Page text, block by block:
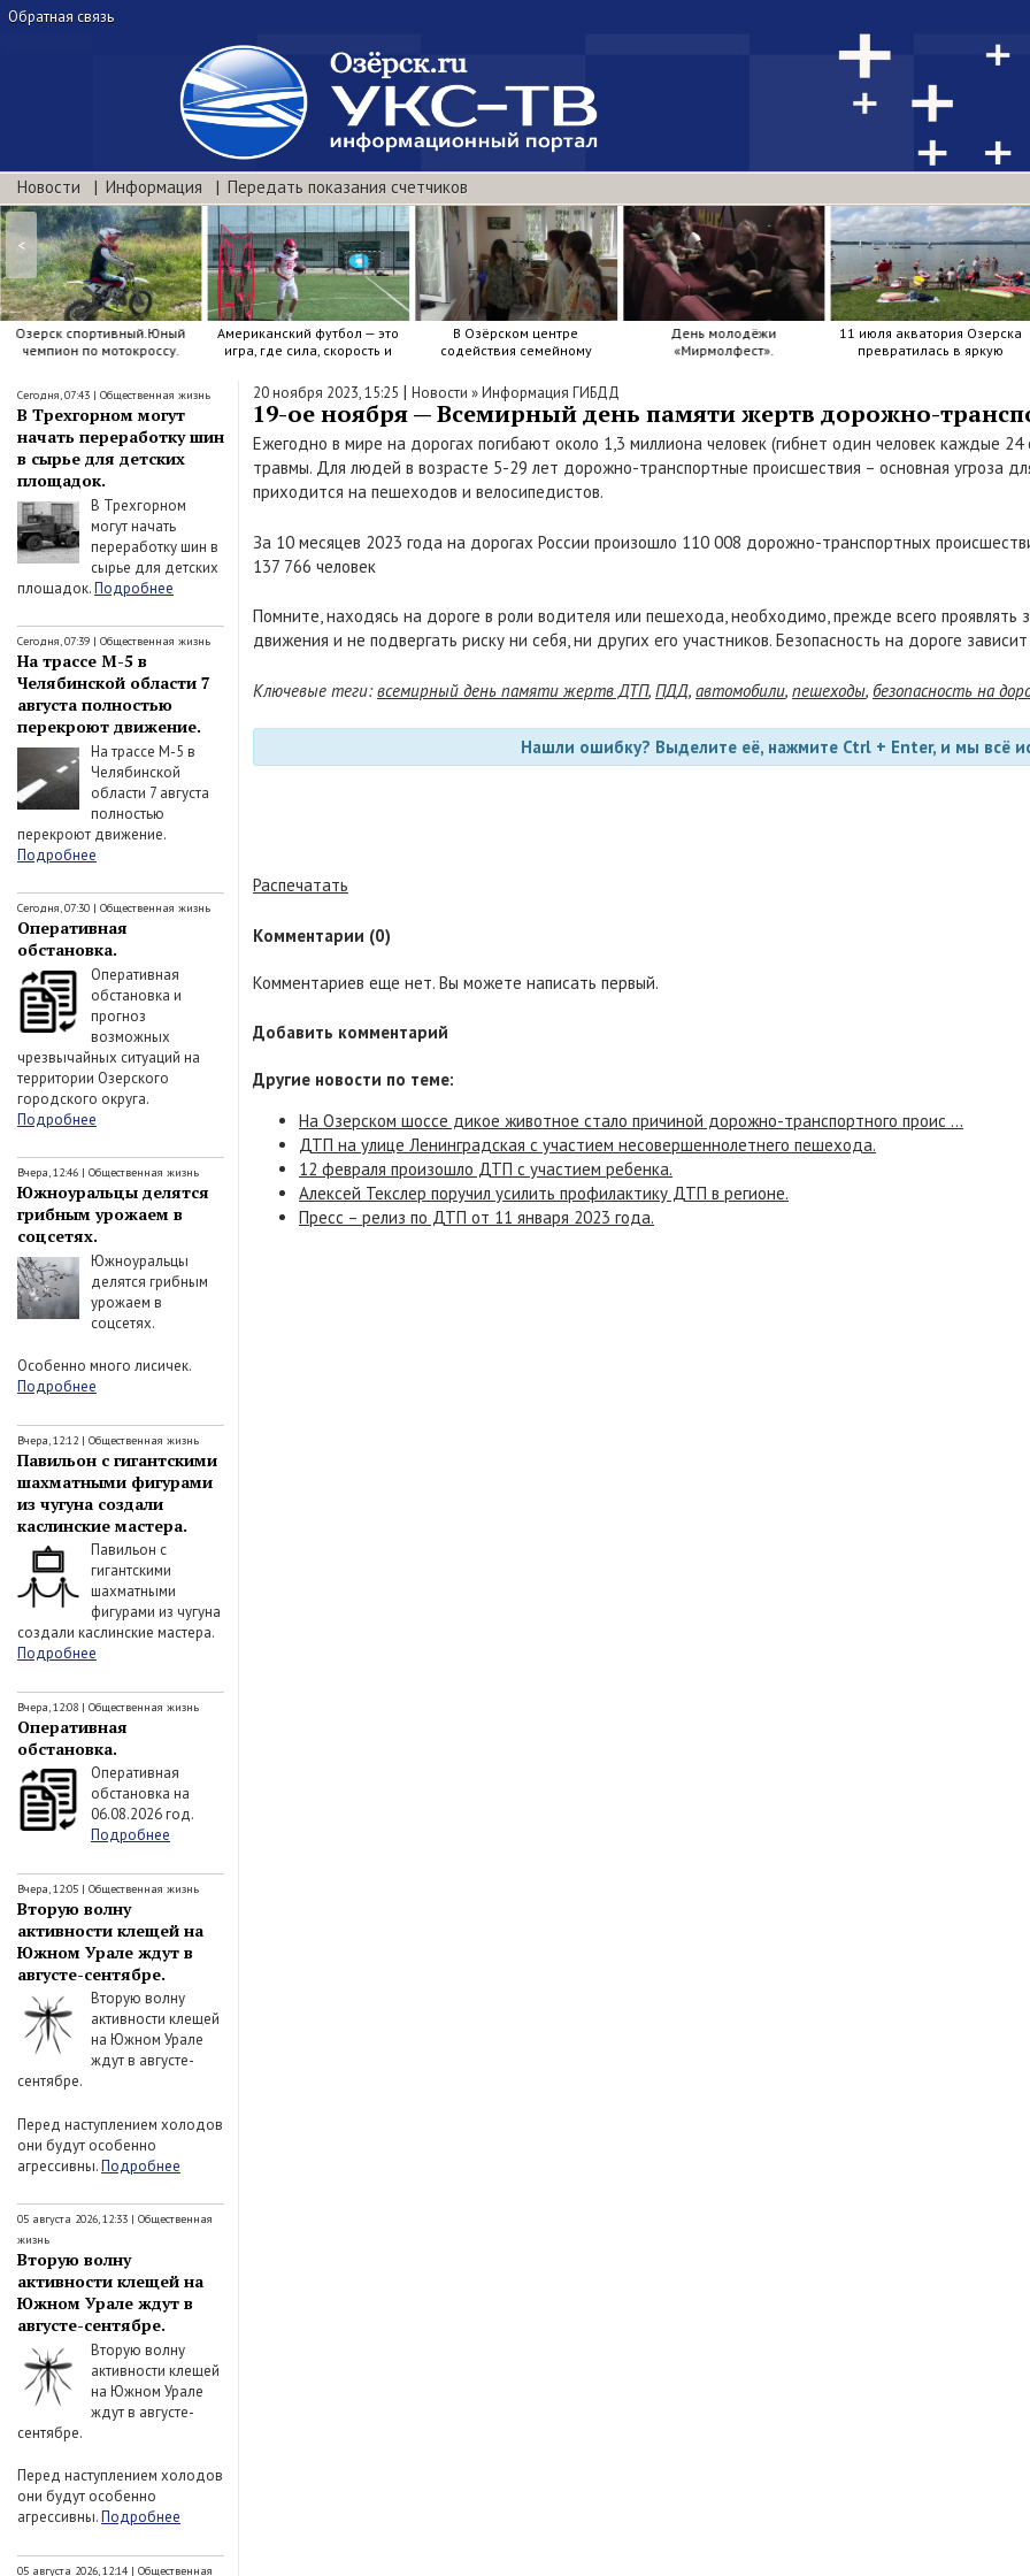
Обратная связь
Новости Информация Передать показания счетчиков
Американский футбол — это
игра, где сила, скорость и
В Озёрском центре
содействия семейному
День молодёжи
«Мирмолфест».
11 июля акватория Озерска
превратилась в яркую
90 лет на страже дорог: 3
июля, Госавтоинспекция
<
Сегодня, 07:43 | Общественная жизнь
В Трехгорном могут
начать переработку шин
в сырье для детских
площадок.
В Трехгорном
могут начать
переработку шин в
сырье для детских
площадок.Подробнее
Сегодня, 07:39 | Общественная жизнь
На трассе М-5 в
Челябинской области 7
августа полностью
перекроют движение.
На трассе М-5 в
Челябинской
области 7 августа
полностью
перекроют движение.
Подробнее
Сегодня, 07:30 | Общественная жизнь
Оперативная
обстановка.
Оперативная
обстановка и
прогноз
возможных
чрезвычайных ситуаций на
территории Озерского
городского округа.
Подробнее
Вчера, 12:46 | Общественная жизнь
Южноуральцы делятся
грибным урожаем в
соцсетях.
Южноуральцы
делятся грибным
урожаем в
соцсетях.
Особенно много лисичек.
Подробнее
Вчера, 12:12 | Общественная жизнь
Павильон с гигантскими
шахматными фигурами
из чугуна создали
каслинские мастера.
Павильон с
гигантскими
шахматными
фигурами из чугуна
создали каслинские мастера.
Подробнее
Вчера, 12:08 | Общественная жизнь
Оперативная
обстановка.
Оперативная
обстановка на
06.08.2026 год.
Подробнее
Вчера, 12:05 | Общественная жизнь
Вторую волну
активности клещей на
Южном Урале ждут в
августе-сентябре.
Вторую волну
активности клещей
на Южном Урале
ждут в августе-
сентябре.
Перед наступлением холодов
они будут особенно
агрессивны.Подробнее
05 августа 2026, 12:33 | Общественная
жизнь
Вторую волну
активности клещей на
Южном Урале ждут в
августе-сентябре.
Вторую волну
активности клещей
на Южном Урале
ждут в августе-
сентябре.
Перед наступлением холодов
они будут особенно
агрессивны.Подробнее
05 августа 2026, 12:14 | Общественная
20 ноября 2023, 15:25 | Новости »Информация ГИБДД
19-ое ноября — Всемирный день памяти жертв дорожно-
Ежегодно в мире на дорогах погибают около 1,3 миллиона человек (гибнет один человек каждые
травмы. Для людей в возрасте 5-29 лет дорожно-транспортные происшествия – основная угроза
приходится на пешеходов и велосипедистов.
За 10 месяцев 2023 года на дорогах России произошло 110 008 дорожно-транспортных
137 766 человек
Помните, находясь на дороге в роли водителя или пешехода, необходимо, прежде всего проявлять
движения и не подвергать риску ни себя, ни других его участников. Безопасность на дороге
Ключевые теги:всемирный день памяти жертв ДТП, ПДД, автомобили, пешеходы, безопасность на
Нашли ошибку? Выделите её, нажмите Ctrl + Enter, и мы всё
Распечатать
Комментарии (0)
Комментариев еще нет. Вы можете написать первый.
Добавить комментарий
Другие новости по теме:
На Озерском шоссе дикое животное стало причиной дорожно-транспортного проис ...
ДТП на улице Ленинградская с участием несовершеннолетнего пешехода.
12 февраля произошло ДТП с участием ребенка.
Алексей Текслер поручил усилить профилактику ДТП в регионе.
Пресс – релиз по ДТП от 11 января 2023 года.